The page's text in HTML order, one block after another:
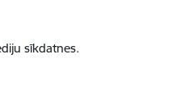
sīkdatnes.